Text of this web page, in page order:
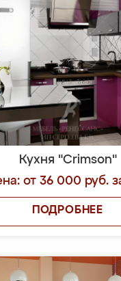
Кухня "Crimson"
от 36 000 руб.
ПОДРОБНЕЕ